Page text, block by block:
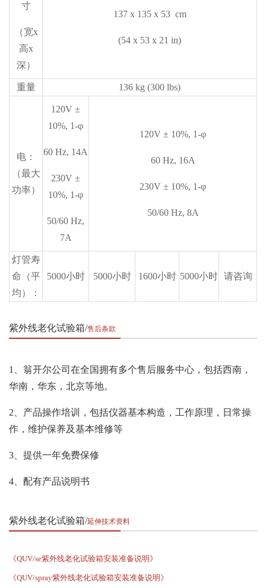
寸
（宽x
高x
深）
137 x 135 x 53 cm
(54 x 53 x 21 in)
重量 136 kg (300 lbs)
电：
（最大
功率）
120V ±
10%, 1-φ
60 Hz, 14A
230V ±
10%, 1-φ
50/60 Hz,
7A
120V ± 10%, 1-φ
60 Hz, 16A
230V ± 10%, 1-φ
50/60 Hz, 8A
灯管寿
命（平
均）：
5000小时 5000小时 1600小时 5000小时 请咨询
紫外线老化试验箱 售后条款
1、翁开尔公司在全国拥有多个售后服务中心，包括西南，
华南，华东，北京等地。
2、产品操作培训，包括仪器基本构造，工作原理，日常操
作，维护保养及基本维修等
3、提供一年免费保修
4、配有产品说明书
紫外线老化试验箱 延伸技术资料
《QUV/se紫外线老化试验箱安装准备说明》
《QUV/spray紫外线老化试验箱安装准备说明》